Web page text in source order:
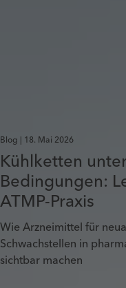
Blog | 18. Mai 2026
Kühlketten
Bedingungen:
ATMP-Praxis
Wie Arzneimittel für
Schwachstellen in
sichtbar machen